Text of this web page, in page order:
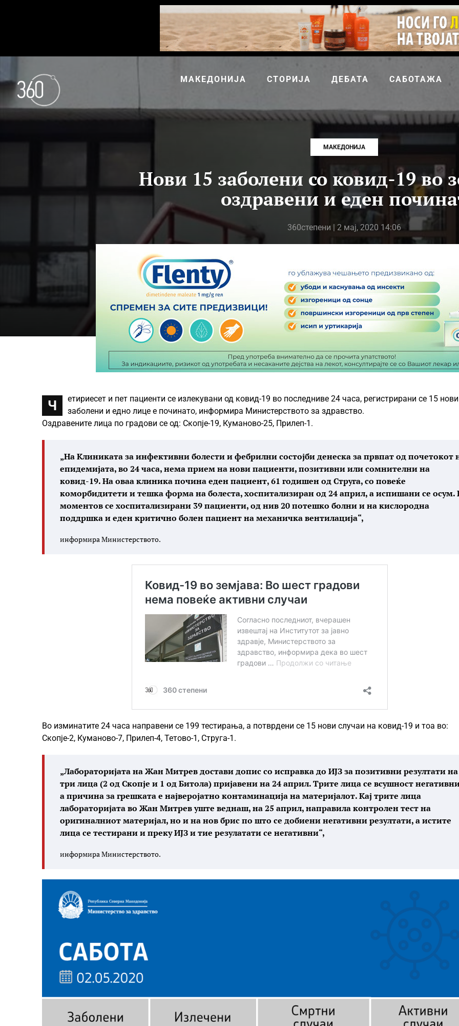
МАКЕДОНИЈА СТОРИЈА ДЕБАТА САБОТАЖА
МАКЕДОНИЈА
Нови 15 заболени со ковид-19 во
оздравени и еден
360степени | 2 мај, 2020 14:06
Ч
етириесет и пет пациенти се излекувани од ковид-19 во последниве 24 часа, регистрирани се 15 нови
заболени и едно лице е починато, информира Министерството за здравство.
Оздравените лица по градови се од: Скопје-19, Куманово-25, Прилеп-1.
„На Клиниката за инфективни болести и фебрилни состојби денеска за првпат од почетокот
епидемијата, во 24 часа, нема прием на нови пациенти, позитивни или сомнителни на
ковид-19. На оваа клиника почина еден пациент, 61 годишен од Струга, со повеќе
коморбидитети и тешка форма на болеста, хоспитализиран од 24 април, а испишани се осум.
моментов се хоспитализирани 39 пациенти, од нив 20 потешко болни и на кислородна
поддршка и еден критично болен пациент на механичка вентилација“,
информира Министерството.
Во изминатите 24 часа направени се 199 тестирања, а потврдени се 15 нови случаи на ковид-19 и тоа во:
Скопје-2, Куманово-7, Прилеп-4, Тетово-1, Струга-1.
„Лабораторијата на Жан Митрев достави допис со исправка до ИЈЗ за позитивни резултати на
три лица (2 од Скопје и 1 од Битола) пријавени на 24 април. Трите лица се всушност
а причина за грешката е најверојатно контаминација на материјалот. Кај трите лица
лабораторијата во Жан Митрев уште веднаш, на 25 април, направила контролен тест на
оригиналниот материјал, но и на нов брис по што се добиени негативни резултати, а истите
лица се тестирани и преку ИЈЗ и тие резулатати се негативни“,
информира Министерството.